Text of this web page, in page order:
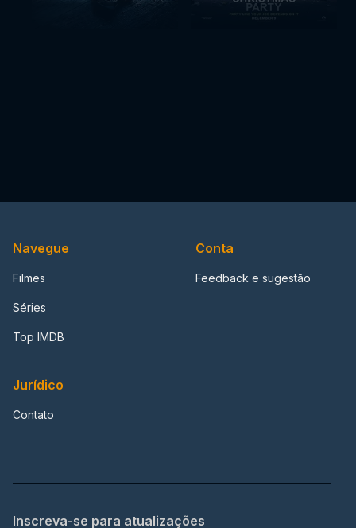
Navegue
Filmes
Séries
Top IMDB
Conta
Feedback e sugestão
Jurídico
Contato
Inscreva-se para atualizações